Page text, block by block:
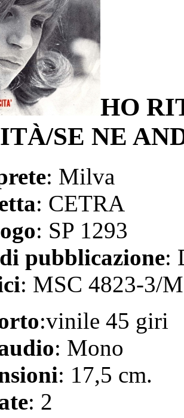
HO
SE NE
: Milva
: CETRA
: SP 1293
pubblicazione:
: MSC 4823-3/
:vinile 45 giri
: Mono
: 17,5 cm.
: 2